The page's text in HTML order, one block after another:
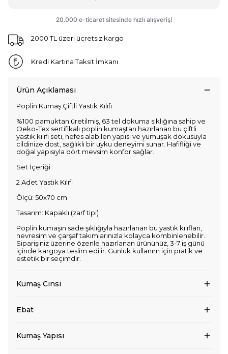
2000 TL üzeri ücretsiz kargo
Kredi Kartına Taksit İmkanı
Ürün Açıklaması
Poplin Kumaş Çiftli Yastık Kılıfı
%100 pamuktan üretilmiş, 63 tel dokuma sıklığına sahip ve
Oeko-Tex sertifikalı poplin kumaştan hazırlanan bu çiftli
yastık kılıfı seti, nefes alabilen yapısı ve yumuşak dokusuyla
cildinize dost, sağlıklı bir uyku deneyimi sunar. Hafifliği ve
doğal yapısıyla dört mevsim konfor sağlar.
Set İçeriği:
2 Adet Yastık Kılıfı
Ölçü: 50x70 cm
Tasarım: Kapaklı (zarf tipi)
Poplin kumaşın sade şıklığıyla hazırlanan bu yastık kılıfları,
nevresim ve çarşaf takımlarınızla kolayca kombinlenebilir.
Siparişiniz üzerine özenle hazırlanan ürününüz, 3-7 iş günü
içinde kargoya teslim edilir. Günlük kullanım için pratik ve
estetik bir seçimdir.
Kumaş Cinsi
Ebat
Kumaş Yapısı